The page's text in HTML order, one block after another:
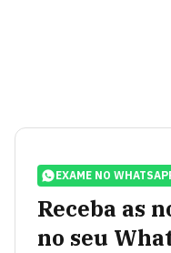
EXAME NO
Receba as
no seu